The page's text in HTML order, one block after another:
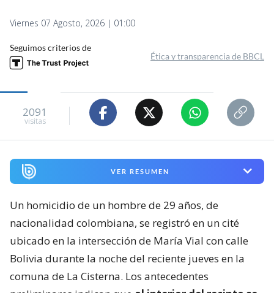
Viernes 07 Agosto, 2026 | 01:00
Seguimos criterios de
Ética y transparencia de BBCL
2091
visitas
VER RESUMEN
Un homicidio de un hombre de 29 años, de
nacionalidad colombiana, se registró en un cité
ubicado en la intersección de María Vial con calle
Bolivia durante la noche del reciente jueves en la
comuna de La Cisterna. Los antecedentes